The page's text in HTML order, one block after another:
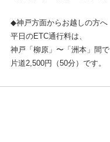
◆神戸方面からお越しの方へ
平日のETC通行料は、
神戸「柳原」〜「洲本」間で
片道2,500円（50分）です。